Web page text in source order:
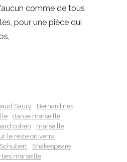
comme de tous
pour une pièce qui
Saury
Bernardines
danse marseille
cohen
marseille
le reste on verra
Schubert
Shakespeare
marseille